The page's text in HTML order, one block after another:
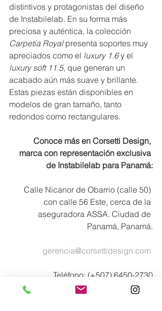
distintivos y protagonistas del diseño
de Instabilelab. En su forma más
preciosa y auténtica, la colección
Carpetia Royal presenta soportes muy
apreciados como el luxury 1.6 y el
luxury soft 11.5, que generan un
acabado aún más suave y brillante.
Estas piezas están disponibles en
modelos de gran tamaño, tanto
redondos como rectangulares.
Conoce más en Corsetti Design,
marca con representación exclusiva
de Instabilelab para Panamá:
Calle Nicanor de Obarrio (calle 50)
con calle 56 Este, cerca de la
aseguradora ASSA. Ciudad de
Panamá, Panamá.
gerencia@corsettidesign.com
Teléfono: (+507) 6450-2730